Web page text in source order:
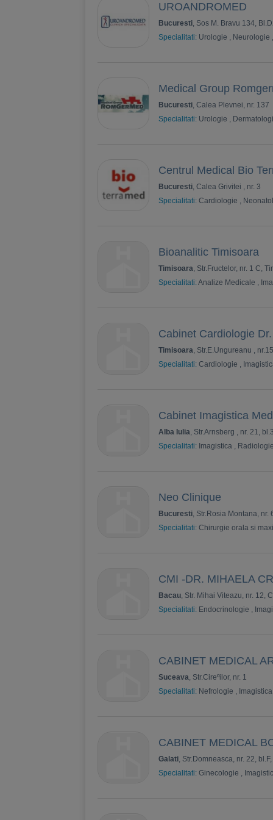
UROANDROMED
Bucuresti, Sos M. Bravu 134,
Specialitati: Urologie , Neurologie
Medical Group
Bucuresti, Calea Plevnei, nr. 137
Specialitati: Urologie ,
Centrul Medical Bio
Bucuresti, Calea Grivitei , nr. 3
Specialitati: Cardiologie ,
Bioanalitic Timisoara
Timisoara, Str.Fructelor, nr. 1 C,
Specialitati:Analize Medicale ,
Cabinet Cardiologie
Timisoara, Str.E.Ungureanu , nr.15
Specialitati: Cardiologie ,
Cabinet Imagistica
Alba Iulia, Str.Arnsberg , nr. 21,
Specialitati: Imagistica ,
Neo Clinique
Bucuresti, Str.Rosia Montana, nr.
Specialitati: Chirurgie orala si
CMI -DR. MIHAELA
Bacau, Str. Mihai Viteazu, nr. 12,
Specialitati: Endocrinologie ,
CABINET MEDICAL
Suceava, Str.Cireºilor, nr. 1
Specialitati: Nefrologie , Imagistica
CABINET MEDICAL
Galati, Str.Domneasca, nr. 22,
Specialitati: Ginecologie ,